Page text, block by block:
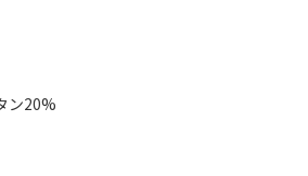
ン20%